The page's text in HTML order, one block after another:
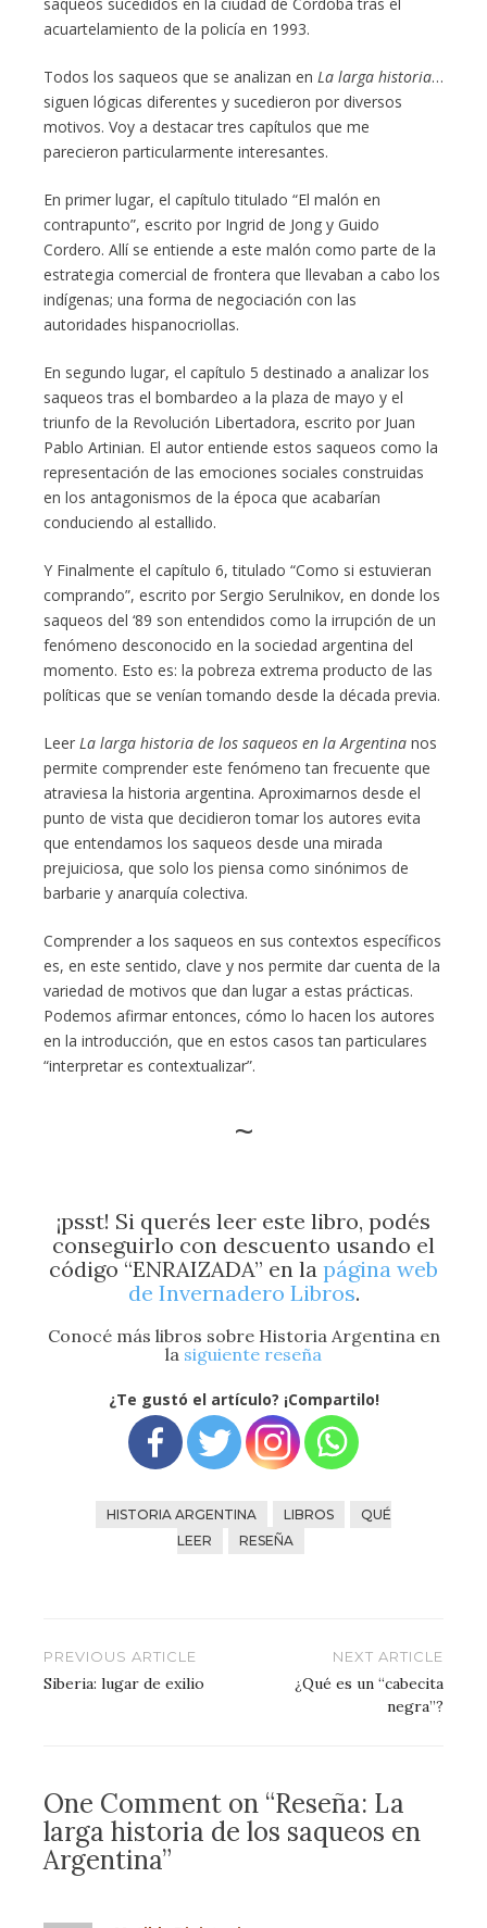
acuartelamiento de la policía en 1993.
Todos los saqueos que se analizan en La larga historia…
siguen lógicas diferentes y sucedieron por diversos
motivos. Voy a destacar tres capítulos que me
parecieron particularmente interesantes.
En primer lugar, el capítulo titulado “El malón en
contrapunto”, escrito por Ingrid de Jong y Guido
Cordero. Allí se entiende a este malón como parte de la
estrategia comercial de frontera que llevaban a cabo los
indígenas; una forma de negociación con las
autoridades hispanocriollas.
En segundo lugar, el capítulo 5 destinado a analizar los
saqueos tras el bombardeo a la plaza de mayo y el
triunfo de la Revolución Libertadora, escrito por Juan
Pablo Artinian. El autor entiende estos saqueos como la
representación de las emociones sociales construidas
en los antagonismos de la época que acabarían
conduciendo al estallido.
Y Finalmente el capítulo 6, titulado “Como si estuvieran
comprando”, escrito por Sergio Serulnikov, en donde los
saqueos del ‘89 son entendidos como la irrupción de un
fenómeno desconocido en la sociedad argentina del
momento. Esto es: la pobreza extrema producto de las
políticas que se venían tomando desde la década previa.
Leer La larga historia de los saqueos en la Argentina nos
permite comprender este fenómeno tan frecuente que
atraviesa la historia argentina. Aproximarnos desde el
punto de vista que decidieron tomar los autores evita
que entendamos los saqueos desde una mirada
prejuiciosa, que solo los piensa como sinónimos de
barbarie y anarquía colectiva.
Comprender a los saqueos en sus contextos específicos
es, en este sentido, clave y nos permite dar cuenta de la
variedad de motivos que dan lugar a estas prácticas.
Podemos afirmar entonces, cómo lo hacen los autores
en la introducción, que en estos casos tan particulares
“interpretar es contextualizar”.
~
¡psst! Si querés leer este libro, podés
conseguirlo con descuento usando el
código “ENRAIZADA” en la página web
de Invernadero Libros.
Conocé más libros sobre Historia Argentina en
la siguiente reseña
¿Te gustó el artículo? ¡Compartilo!
HISTORIA ARGENTINA LIBROS
QUÉ
LEER
RESEÑA
Navegación
de
PREVIOUS ARTICLE
Siberia: lugar de exilio
NEXT ARTICLE
¿Qué es un “cabecita
negra”?
One Comment on “Reseña: La
larga historia de los saqueos en
Argentina”